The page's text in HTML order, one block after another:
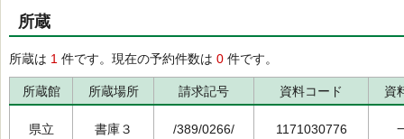
所蔵
所蔵は 1 件です。現在の予約件数は 0 件です。
所蔵館 所蔵場所 請求記号 資料コード 資
県立 書庫３ /389/0266/ 1171030776